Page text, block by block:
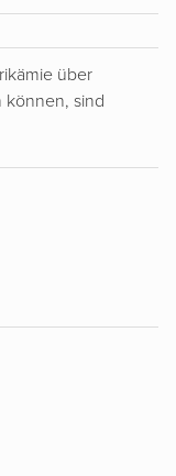
über
können, sind